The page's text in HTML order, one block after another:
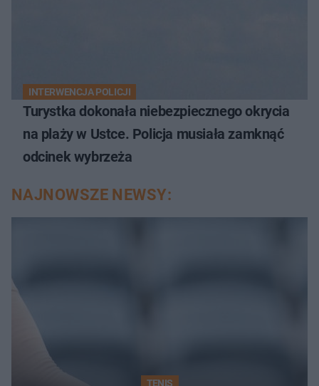
INTERWENCJA POLICJI
Turystka dokonała niebezpiecznego okrycia
na plaży w Ustce. Policja musiała zamknąć
odcinek wybrzeża
NAJNOWSZE NEWSY:
TENIS